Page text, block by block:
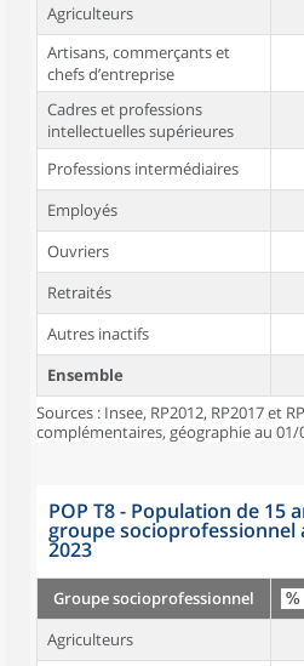
Agriculteurs
Artisans, commerçants et
chefs d’entreprise
Cadres et professions
intellectuelles supérieures
Professions intermédiaires
Employés
Ouvriers
Retraités
Autres inactifs
Ensemble
Sources : Insee, RP2012, RP2017 et
complémentaires, géographie au 01/
POP T8 - Population de 15
groupe socioprofessionnel
2023
Groupe socioprofessionnel
Agriculteurs